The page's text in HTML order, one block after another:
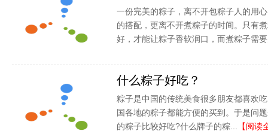
一份完美的粽子，离不开包粽子人的用
的搭配，更离不开煮粽子的时间。只有
好，才能让粽子香软润口，而煮粽子需
什么粽子好吃？
粽子是中国的传统美食很多朋友都喜欢
国各地的粽子都能方便的买到。于是问
的粽子比较好吃?什么牌子的粽...
【阅读